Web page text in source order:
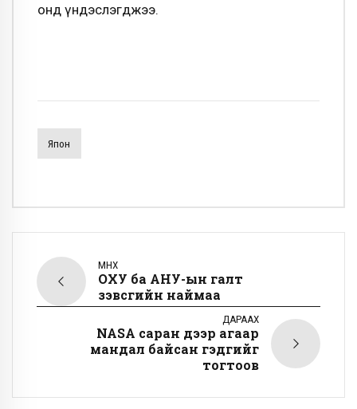
онд үндэслэгджээ.
Япон
ӨМНӨХ
ОХУ ба АНУ-ын галт
зэвсгийн наймаа
ДАРААХ
NASA саран дээр агаар
мандал байсан гэдгийг
тогтоов